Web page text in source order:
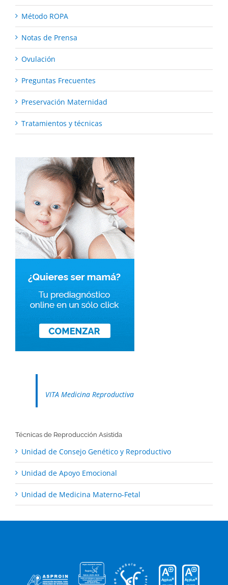
Método ROPA
Notas de Prensa
Ovulación
Preguntas Frecuentes
Preservación Maternidad
Tratamientos y técnicas
VITA Medicina Reproductiva
Técnicas de Reproducción Asistida
Unidad de Consejo Genético y Reproductivo
Unidad de Apoyo Emocional
Unidad de Medicina Materno-Fetal